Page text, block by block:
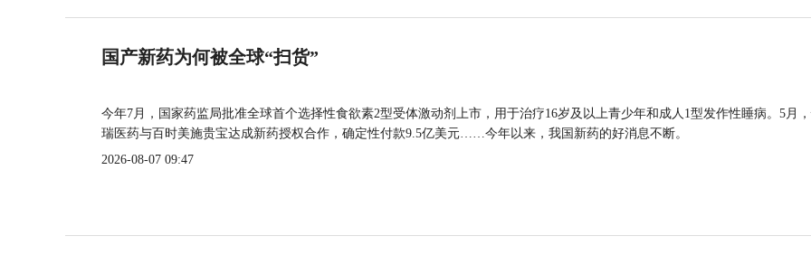
国产新药为何被全球“扫货”
今年7月，国家药监局批准全球首个选择性食欲素2型受体激动剂上市，用于治疗16岁及以上青少年和成人1型发作性睡病。5月
瑞医药与百时美施贵宝达成新药授权合作，确定性付款9.5亿美元……今年以来，我国新药的好消息不断。
2026-08-07 09:47